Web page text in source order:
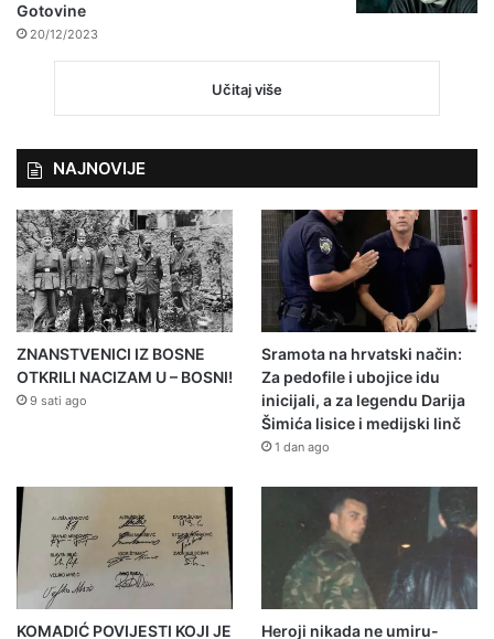
Gotovine
20/12/2023
Učitaj više
NAJNOVIJE
ZNANSTVENICI IZ BOSNE
OTKRILI NACIZAM U – BOSNI!
9 sati ago
Sramota na hrvatski način:
Za pedofile i ubojice idu
inicijali, a za legendu Darija
Šimića lisice i medijski linč
1 dan ago
KOMADIĆ POVIJESTI KOJI JE
Heroji nikada ne umiru-